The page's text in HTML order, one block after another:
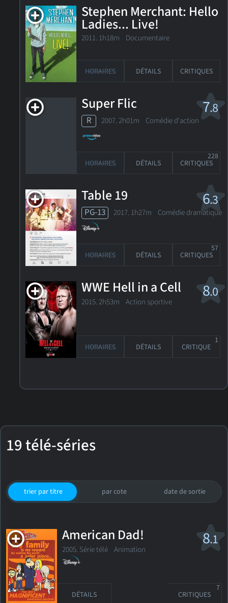
Stephen Merchant: Hello
Ladies... Live!
2011. 1h18m Documentaire
HORAIRES DÉTAILS CRITIQUES
7.8
Super Flic
R 2007. 2h01m Comédie d'action
HORAIRES DÉTAILS CRITIQUES
228
6.3
Table 19
PG-13 2017. 1h27m Comédie dramatique
HORAIRES DÉTAILS CRITIQUES
57
8.0
WWE Hell in a Cell
2015. 2h53m Action sportive
HORAIRES DÉTAILS CRITIQUE
1
19 télé-séries
trier par titre par cote date de sortie
8.1
American Dad!
2005. Série télé Animation
DÉTAILS CRITIQUES
7